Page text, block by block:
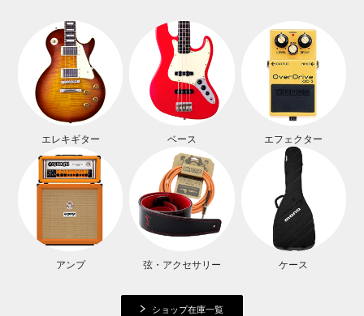
エレキギター ベース エフェクター
アンプ 弦・アクセサリー ケース
ショップ在庫一覧